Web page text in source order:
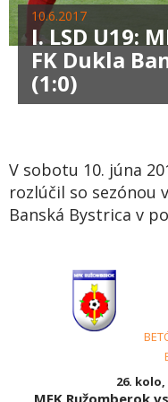
10.6.2017
I. LSD U19:
FK Dukla
(1:0)
V sobotu 10. júna
rozlúčil so sezónou
Banská Bystrica v
26. kolo,
MFK Ružomberok